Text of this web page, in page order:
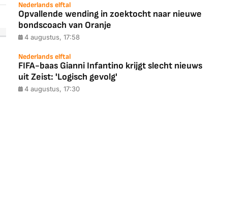
Nederlands elftal
Opvallende wending in zoektocht naar nieuwe
bondscoach van Oranje
4 augustus, 17:58
Nederlands elftal
FIFA-baas Gianni Infantino krijgt slecht nieuws
uit Zeist: 'Logisch gevolg'
4 augustus, 17:30